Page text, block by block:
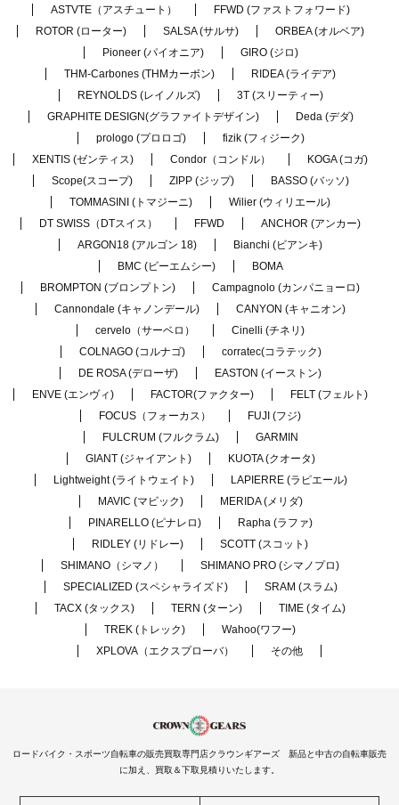
ASTVTE（アスチュート）
FFWD (ファストフォワード)
ROTOR (ローター)
SALSA (サルサ)
ORBEA (オルベア)
Pioneer (パイオニア)
GIRO (ジロ)
THM-Carbones (THMカーボン)
RIDEA (ライデア)
REYNOLDS (レイノルズ)
3T (スリーティー)
GRAPHITE DESIGN(グラファイトデザイン)
Deda (デダ)
prologo (プロロゴ)
fizik (フィジーク)
XENTIS (ゼンティス)
Condor（コンドル）
KOGA (コガ)
Scope(スコープ)
ZIPP (ジップ)
BASSO (バッソ)
TOMMASINI (トマジーニ)
Wilier (ウィリエール)
DT SWISS（DTスイス）
FFWD
ANCHOR (アンカー)
ARGON18 (アルゴン 18)
Bianchi (ビアンキ)
BMC (ビーエムシー)
BOMA
BROMPTON (ブロンプトン)
Campagnolo (カンパニョーロ)
Cannondale (キャノンデール)
CANYON (キャニオン)
cervelo（サーベロ）
Cinelli (チネリ)
COLNAGO (コルナゴ)
corratec(コラテック)
DE ROSA (デローザ)
EASTON (イーストン)
ENVE (エンヴィ)
FACTOR(ファクター)
FELT (フェルト)
FOCUS（フォーカス）
FUJI (フジ)
FULCRUM (フルクラム)
GARMIN
GIANT (ジャイアント)
KUOTA (クオータ)
Lightweight (ライトウェイト)
LAPIERRE (ラピエール)
MAVIC (マビック)
MERIDA (メリダ)
PINARELLO (ピナレロ)
Rapha (ラファ)
RIDLEY (リドレー)
SCOTT (スコット)
SHIMANO（シマノ）
SHIMANO PRO (シマノプロ)
SPECIALIZED (スペシャライズド)
SRAM (スラム)
TACX (タックス)
TERN (ターン)
TIME (タイム)
TREK (トレック)
Wahoo(ワフー)
XPLOVA（エクスプローバ）
その他
ロードバイク・スポーツ自転車の販売買取専門店クラウンギアーズ 新品と中古の自転車販売
に加え、買取＆下取見積りいたします。